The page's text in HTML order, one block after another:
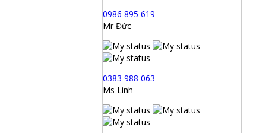
0986 895 619
Mr Đức
0383 988 063
Ms Linh